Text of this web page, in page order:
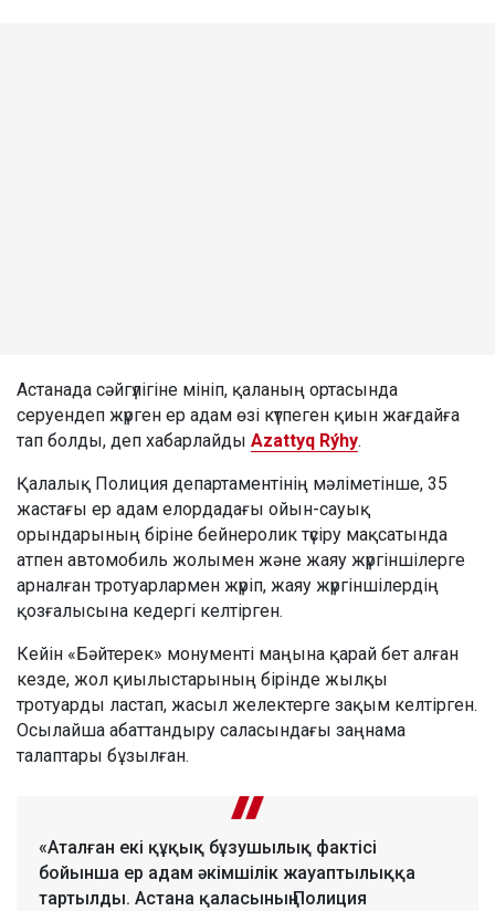
Астанада сәйгүлігіне мініп, қаланың ортасында
серуендеп жүрген ер адам өзі күтпеген қиын жағдайға
тап болды, деп хабарлайды Azattyq Rýhy.
Қалалық Полиция департаментінің мәліметінше, 35
жастағы ер адам елордадағы ойын-сауық
орындарының біріне бейнеролик түсіру мақсатында
атпен автомобиль жолымен және жаяу жүргіншілерге
арналған тротуарлармен жүріп, жаяу жүргіншілердің
қозғалысына кедергі келтірген.
Кейін «Бәйтерек» монументі маңына қарай бет алған
кезде, жол қиылыстарының бірінде жылқы
тротуарды ластап, жасыл желектерге зақым келтірген.
Осылайша абаттандыру саласындағы заңнама
талаптары бұзылған.
«Аталған екі құқық бұзушылық фактісі
бойынша ер адам әкімшілік жауаптылыққа
тартылды. Астана қаласының Полиция